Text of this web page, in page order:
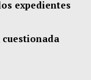
expedientes
cuestionada